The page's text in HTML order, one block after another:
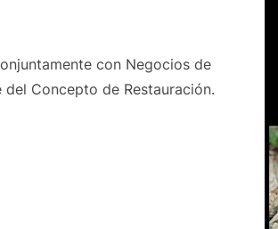
con Negocios de
Concepto de Restauración.